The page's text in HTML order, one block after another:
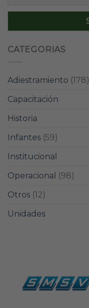
CATEGORIAS
Adiestramiento (178)
Capacitación
Historia
Infantes (59)
Institucional
Operacional
(98)
Otros (12)
Unidades